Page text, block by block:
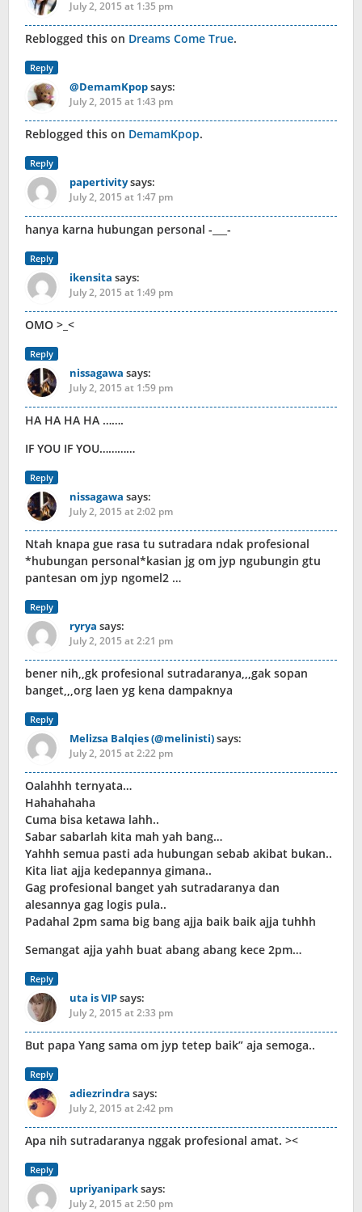
July 2, 2015 at 1:35 pm
Reblogged this on Dreams Come True.
Reply
@DemamKpopsays:
July 2, 2015 at 1:43 pm
Reblogged this on DemamKpop.
Reply
papertivitysays:
July 2, 2015 at 1:47 pm
hanya karna hubungan personal -___-
Reply
ikensita says:
July 2, 2015 at 1:49 pm
OMO >_<
Reply
nissagawa says:
July 2, 2015 at 1:59 pm
HA HA HA HA …….
IF YOU IF YOU…………
Reply
nissagawa says:
July 2, 2015 at 2:02 pm
Ntah knapa gue rasa tu sutradara ndak profesional
*hubungan personal*kasian jg om jyp ngubungin gtu
pantesan om jyp ngomel2 …
Reply
ryrya says:
July 2, 2015 at 2:21 pm
bener nih,,gk profesional sutradaranya,,,gak sopan
banget,,,org laen yg kena dampaknya
Reply
Melizsa Balqies (@melinisti)says:
July 2, 2015 at 2:22 pm
Oalahhh ternyata…
Hahahahaha
Cuma bisa ketawa lahh..
Sabar sabarlah kita mah yah bang…
Yahhh semua pasti ada hubungan sebab akibat bukan..
Kita liat ajja kedepannya gimana..
Gag profesional banget yah sutradaranya dan
alesannya gag logis pula..
Padahal 2pm sama big bang ajja baik baik ajja tuhhh
Semangat ajja yahh buat abang abang kece 2pm…
Reply
uta is VIPsays:
July 2, 2015 at 2:33 pm
But papa Yang sama om jyp tetep baik” aja semoga..
Reply
adiezrindra says:
July 2, 2015 at 2:42 pm
Apa nih sutradaranya nggak profesional amat. ><
Reply
upriyaniparksays:
July 2, 2015 at 2:50 pm